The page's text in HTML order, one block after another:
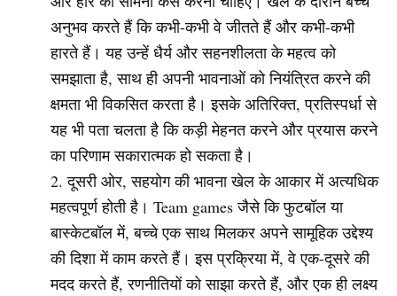
अनुभव करते हैं कि कभी-कभी वे जीतते हैं और कभी-कभी
हारते हैं। यह उन्हें धैर्य और सहनशीलता के महत्व को
समझाता है, साथ ही अपनी भावनाओं को नियंत्रित करने की
क्षमता भी विकसित करता है। इसके अतिरिक्त, प्रतिस्पर्धा से
यह भी पता चलता है कि कड़ी मेहनत करने और प्रयास करने
का परिणाम सकारात्मक हो सकता है।
दूसरी ओर, सहयोग की भावना खेल के आकार में अत्यधिक
महत्वपूर्ण होती है। Team games जैसे कि फुटबॉल या
बास्केटबॉल में, बच्चे एक साथ मिलकर अपने सामूहिक उद्देश्य
की दिशा में काम करते हैं। इस प्रक्रिया में, वे एक-दूसरे की
मदद करते हैं, रणनीतियों को साझा करते हैं, और एक ही लक्ष्य